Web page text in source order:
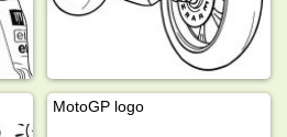
MotoGP logo